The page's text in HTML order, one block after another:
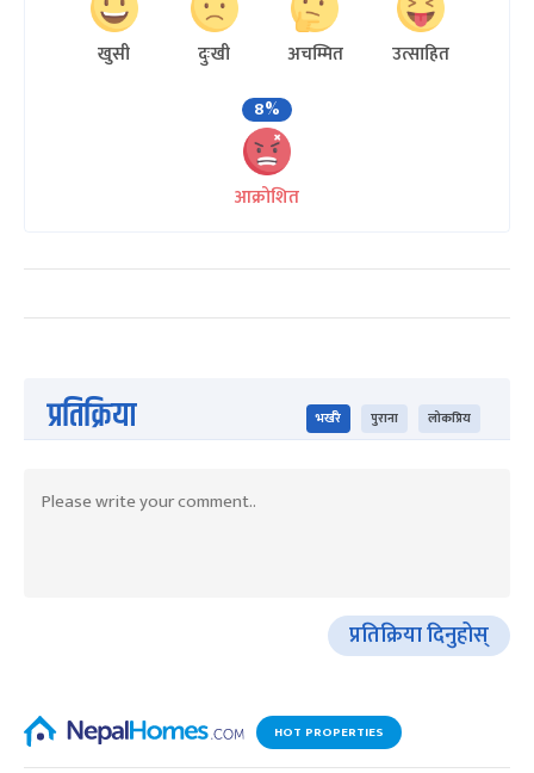
खुसी दुःखी अचम्मित
उत्साहित
8%
आक्रोशित
प्रतिक्रिया भर्खरै पुराना लोकप्रिय
प्रतिक्रिया दिनुहोस्
HOT PROPERTIES